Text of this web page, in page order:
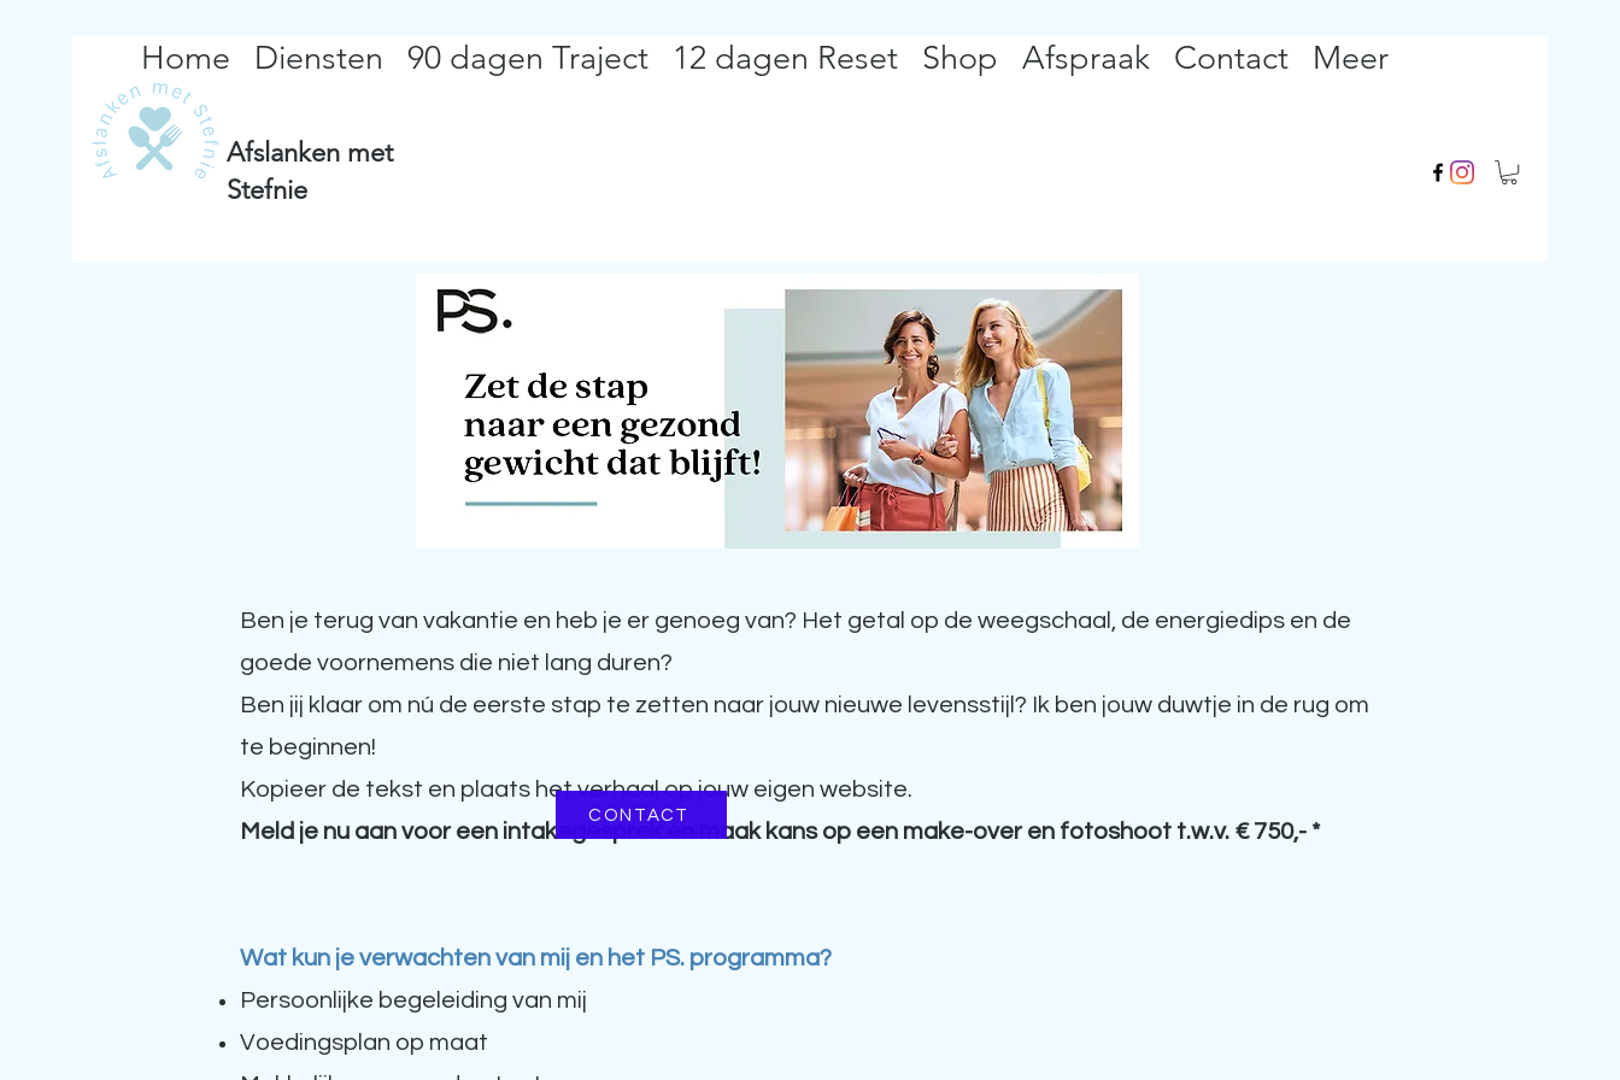
Afslanken met
Stefnie
Home Diensten 90 dagen Traject 12 dagen Reset Shop Afspraak Contact Meer
Ben je terug van vakantie en heb je er genoeg van? Het getal op de weegschaal, de energiedips en de
goede voornemens die niet lang duren?
Ben jij klaar om nú de eerste stap te zetten naar jouw nieuwe levensstijl? Ik ben jouw duwtje in de rug om
te beginnen!
Kopieer de tekst en plaats het verhaal op jouw eigen website.
Meld je nu aan voor een intakegesprek en maak kans op een make-over en fotoshoot t.w.v. € 750,- *
Wat kun je verwachten van mij en het PS. programma?
Persoonlijke begeleiding van mij
Voedingsplan op maat
CONTACT